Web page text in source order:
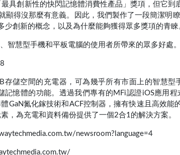
具創新性的快閃記憶體消費性產品」獎項，但它
得沒那麼有意義。因此，我們製作了一段簡潔明
創新的概念，以及為什麼能夠獲得眾多獎項的青睞
智慧型手機和平板電腦的使用者所帶來的眾多好處。
儲空間的充電器，可為幾乎所有市面上的智慧型
憶體的功能。透過我們專有的MFi認證iOS應用程
GaN氮化鎵技術和ACF控制器，擁有快速且高效
，為充電和資料備份提供了一個2合1的解決方案。
newsroom?language=4